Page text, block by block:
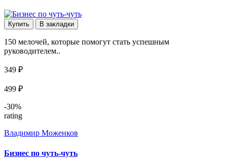
Купить В закладки
150 мелочей, которые помогут стать успешным
руководителем..
349 ₽
499 ₽
-30%
rating
Владимир Моженков
Бизнес по чуть-чуть